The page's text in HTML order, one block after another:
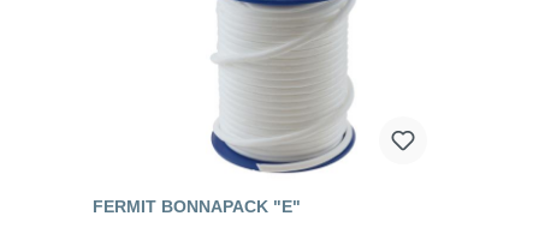
FERMIT BONNAPACK "E"